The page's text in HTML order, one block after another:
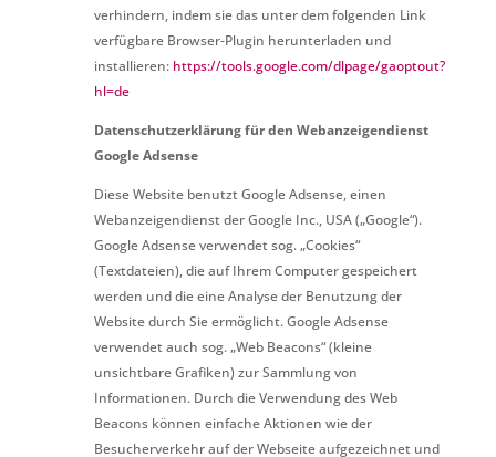
verhindern, indem sie das unter dem folgenden Link
verfügbare Browser-Plugin herunterladen und
installieren: https://tools.google.com/dlpage/gaoptout?
hl=de
Datenschutzerklärung für den Webanzeigendienst
Google Adsense
Diese Website benutzt Google Adsense, einen
Webanzeigendienst der Google Inc., USA („Google“).
Google Adsense verwendet sog. „Cookies“
(Textdateien), die auf Ihrem Computer gespeichert
werden und die eine Analyse der Benutzung der
Website durch Sie ermöglicht. Google Adsense
verwendet auch sog. „Web Beacons“ (kleine
unsichtbare Grafiken) zur Sammlung von
Informationen. Durch die Verwendung des Web
Beacons können einfache Aktionen wie der
Besucherverkehr auf der Webseite aufgezeichnet und